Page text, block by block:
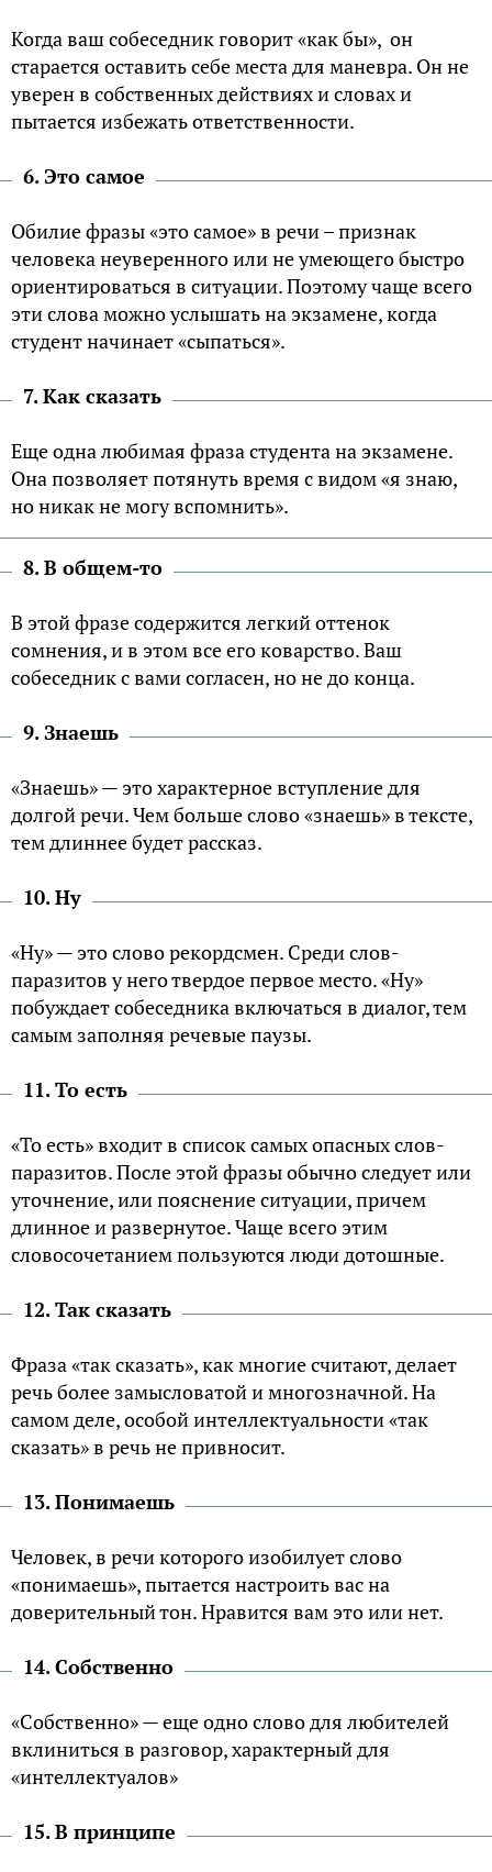
Когда ваш собеседник говорит «как бы», он
старается оставить себе места для маневра. Он не
уверен в собственных действиях и словах и
пытается избежать ответственности.
6. Это самое
Обилие фразы «это самое» в речи – признак
человека неуверенного или не умеющего быстро
ориентироваться в ситуации. Поэтому чаще всего
эти слова можно услышать на экзамене, когда
студент начинает «сыпаться».
7. Как сказать
Еще одна любимая фраза студента на экзамене.
Она позволяет потянуть время с видом «я знаю,
но никак не могу вспомнить».
8. В общем-то
В этой фразе содержится легкий оттенок
сомнения, и в этом все его коварство. Ваш
собеседник с вами согласен, но не до конца.
9. Знаешь
«Знаешь» — это характерное вступление для
долгой речи. Чем больше слово «знаешь» в тексте,
тем длиннее будет рассказ.
10. Ну
«Ну» — это слово рекордсмен. Среди слов-
паразитов у него твердое первое место. «Ну»
побуждает собеседника включаться в диалог, тем
самым заполняя речевые паузы.
11. То есть
«То есть» входит в список самых опасных слов-
паразитов. После этой фразы обычно следует или
уточнение, или пояснение ситуации, причем
длинное и развернутое. Чаще всего этим
словосочетанием пользуются люди дотошные.
12. Так сказать
Фраза «так сказать», как многие считают, делает
речь более замысловатой и многозначной. На
самом деле, особой интеллектуальности «так
сказать» в речь не привносит.
13. Понимаешь
Человек, в речи которого изобилует слово
«понимаешь», пытается настроить вас на
доверительный тон. Нравится вам это или нет.
14. Собственно
«Собственно» — еще одно слово для любителей
вклиниться в разговор, характерный для
«интеллектуалов»
15. В принципе